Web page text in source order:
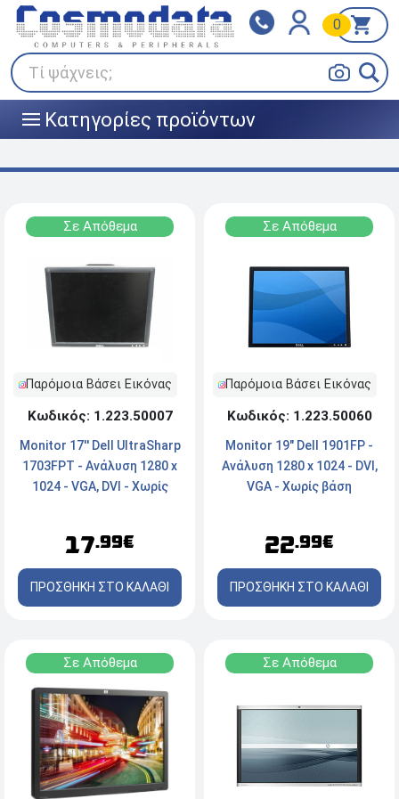
Τί ψάχνεις;
0
||| Κατηγορίες προϊόντων
Klarna
Πληρώστε σε 3
άτοκες δόσεις
BOX NOW
Σε Απόθεμα
Παρόμοια Βάσει Εικόνας
Κωδικός: 1.223.50007
Monitor 17'' Dell UltraSharp
1703FPT - Ανάλυση 1280 x
1024 - VGA, DVI - Χωρίς
17.99€
ΠΡΟΣΘΗΚΗ ΣΤΟ ΚΑΛΑΘΙ
Σε Απόθεμα
Παρόμοια Βάσει Εικόνας
Κωδικός: 1.223.50060
Monitor 19" Dell 1901FP -
Ανάλυση 1280 x 1024 - DVI,
VGA - Χωρίς βάση
22.99€
ΠΡΟΣΘΗΚΗ ΣΤΟ ΚΑΛΑΘΙ
Σε Απόθεμα Σε Απόθεμα